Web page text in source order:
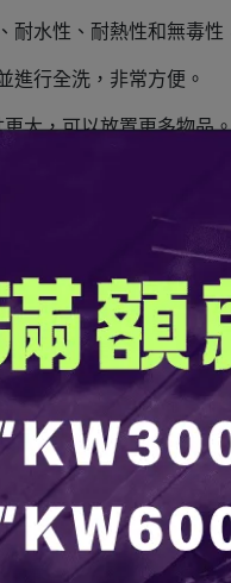
耐水性、耐熱性和無毒性
進行全洗，非常方便。
大，可以放置更多物品
享受多種使用方式。
進行全洗，矽膠具有防
對矽膠的硬度、厚度和
否符合要求。